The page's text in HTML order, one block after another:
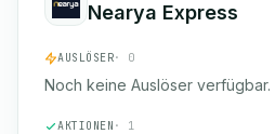
Nearya Express
AUSLÖSER· 0
Noch keine Auslöser verfügbar.
AKTIONEN · 1